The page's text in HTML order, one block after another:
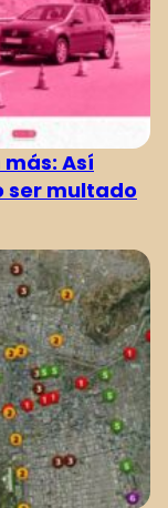
Así
ser multado